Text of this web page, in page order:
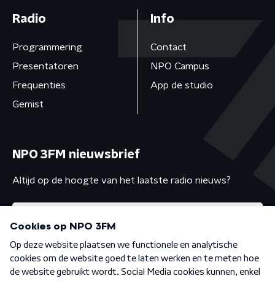
Radio
Programmering
Presentatoren
Frequenties
Gemist
Info
Contact
NPO Campus
App de studio
NPO 3FM nieuwsbrief
Altijd op de hoogte van het laatste radio nieuws?